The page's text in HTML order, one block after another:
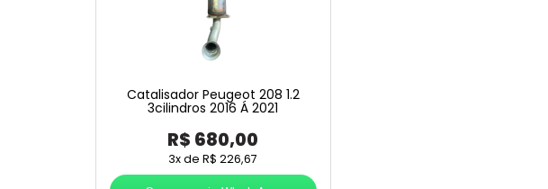
Catalisador Peugeot 208 1.2
3cilindros 2016 Á 2021
R$ 680,00
3x deR$ 226,67